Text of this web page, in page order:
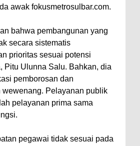
awak fokusmetrosulbar.com.
bahwa pembangunan yang
secara sistematis
prioritas sesuai potensi
Pitu Ulunna Salu. Bahkan, dia
pemborosan dan
wewenang. Pelayanan publik
pelayanan prima sama
pegawai tidak sesuai pada